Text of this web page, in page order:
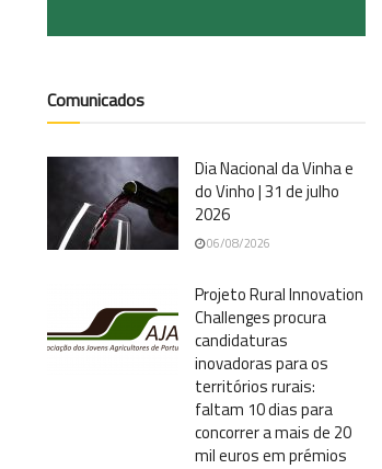
Comunicados
Dia Nacional da Vinha e
do Vinho | 31 de julho
2026
06/08/2026
Projeto Rural Innovation
Challenges procura
candidaturas
inovadoras para os
territórios rurais:
faltam 10 dias para
concorrer a mais de 20
mil euros em prémios